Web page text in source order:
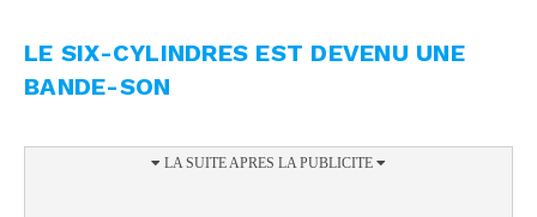
LE SIX-CYLINDRES EST DEVENU UNE
BANDE-SON